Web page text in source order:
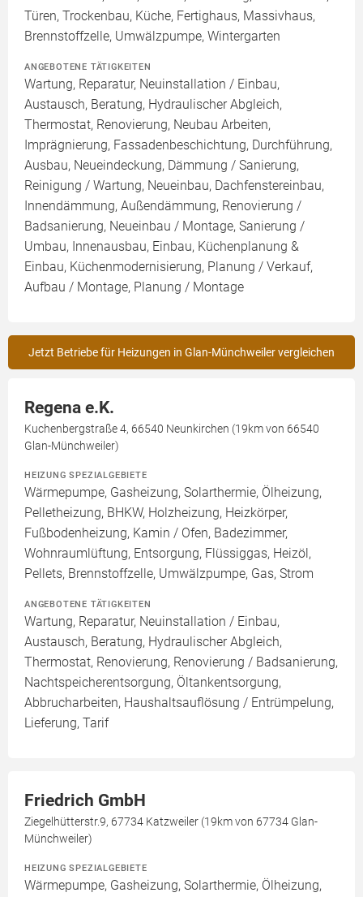
Türen, Trockenbau, Küche, Fertighaus, Massivhaus,
Brennstoffzelle, Umwälzpumpe, Wintergarten
ANGEBOTENE TÄTIGKEITEN
Wartung, Reparatur, Neuinstallation / Einbau,
Austausch, Beratung, Hydraulischer Abgleich,
Thermostat, Renovierung, Neubau Arbeiten,
Imprägnierung, Fassadenbeschichtung, Durchführung,
Ausbau, Neueindeckung, Dämmung / Sanierung,
Reinigung / Wartung, Neueinbau, Dachfenstereinbau,
Innendämmung, Außendämmung, Renovierung /
Badsanierung, Neueinbau / Montage, Sanierung /
Umbau, Innenausbau, Einbau, Küchenplanung &
Einbau, Küchenmodernisierung, Planung / Verkauf,
Aufbau / Montage, Planung / Montage
Jetzt Betriebe für Heizungen in Glan-Münchweiler vergleichen
Regena e.K.
Kuchenbergstraße 4, 66540 Neunkirchen (19km von 66540
Glan-Münchweiler)
HEIZUNG SPEZIALGEBIETE
Wärmepumpe, Gasheizung, Solarthermie, Ölheizung,
Pelletheizung, BHKW, Holzheizung, Heizkörper,
Fußbodenheizung, Kamin / Ofen, Badezimmer,
Wohnraumlüftung, Entsorgung, Flüssiggas, Heizöl,
Pellets, Brennstoffzelle, Umwälzpumpe, Gas, Strom
ANGEBOTENE TÄTIGKEITEN
Wartung, Reparatur, Neuinstallation / Einbau,
Austausch, Beratung, Hydraulischer Abgleich,
Thermostat, Renovierung, Renovierung / Badsanierung,
Nachtspeicherentsorgung, Öltankentsorgung,
Abbrucharbeiten, Haushaltsauflösung / Entrümpelung,
Lieferung, Tarif
Friedrich GmbH
Ziegelhütterstr.9, 67734 Katzweiler (19km von 67734 Glan-
Münchweiler)
HEIZUNG SPEZIALGEBIETE
Wärmepumpe, Gasheizung, Solarthermie, Ölheizung,